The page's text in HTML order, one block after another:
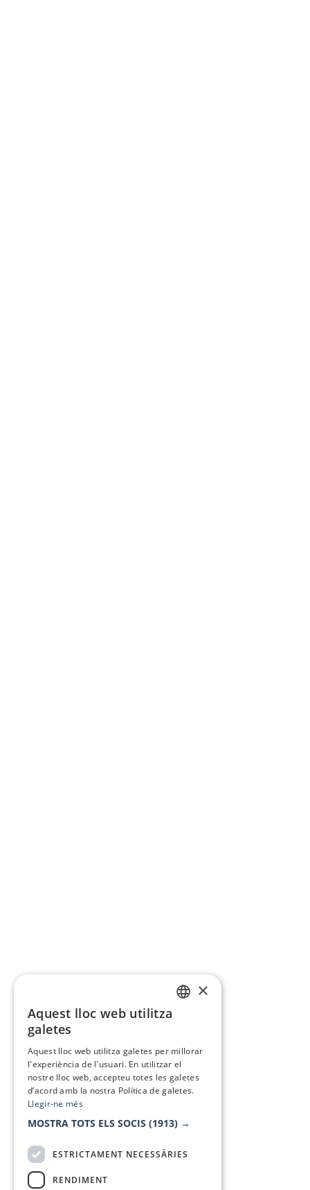
×
Aquest lloc web utilitza
galetes
Aquest lloc web utilitza galetes per millorar
l'experiència de l'usuari. En utilitzar el
nostre lloc web, accepteu totes les galetes
d’acord amb la nostra Política de galetes.
Llegir-ne més
MOSTRA TOTS ELS SOCIS (1913) →
ESTRICTAMENT NECESSÀRIES
RENDIMENT